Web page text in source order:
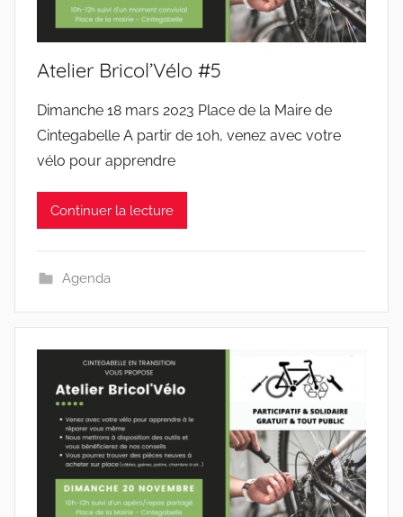
Atelier Bricol’Vélo #5
Dimanche 18 mars 2023 Place de la Maire de
Cintegabelle A partir de 10h, venez avec votre
vélo pour apprendre
Continuer la lecture
Agenda